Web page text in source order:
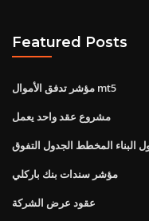
Featured Posts
مؤشر تدفق الأموال mt5
مشروع عقد واحد يعمل
البناء المخطط الجدول التفوق
مؤشر سندات بنك باركلي
عقود عرض الشركة